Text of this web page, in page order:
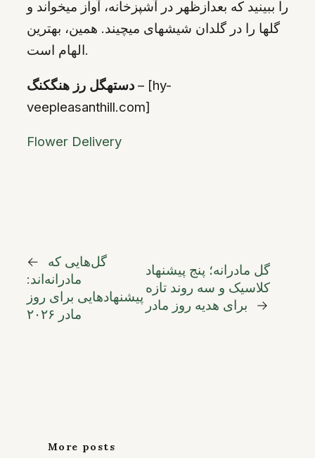
را ببینید که بعدازظهر در آشپزخانه، آواز میخواند و
گلها را در گلدان شیشهای میچیند. همین، بهترین
الهام است.
دستهگل رز هنگکنگ – [hy-
veepleasanthill.com]
Flower Delivery
←
گل‌هایی که
مادرانه‌اند:
پیشنهادهایی برای روز
مادر ۲۰۲۶
گل مادرانه؛ پنج پیشنهاد
کلاسیک و سه روند تازه
برای هدیه روز مادر
→
More posts